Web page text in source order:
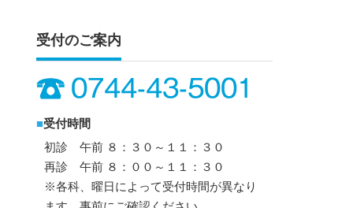
受付のご案内
■受付時間
初診 午前 ８：３０～１１：３０
再診 午前 ８：００～１１：３０
※各科、曜日によって受付時間が異なり